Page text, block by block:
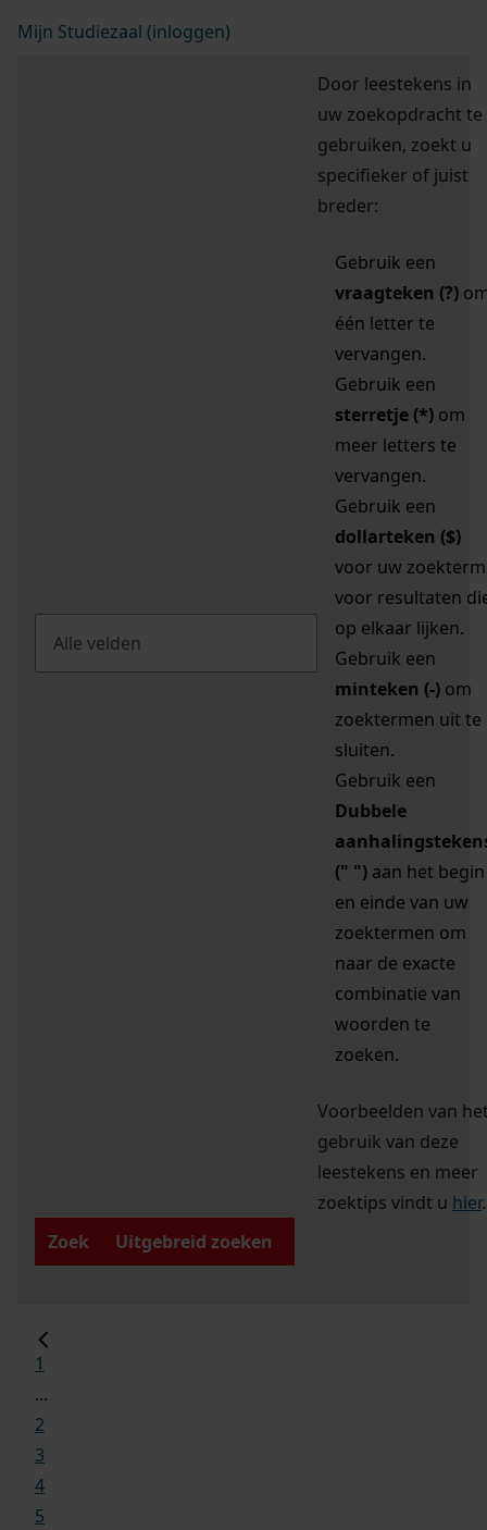
Mijn Studiezaal (inloggen)
Door leestekens in
uw zoekopdracht te
gebruiken, zoekt u
specifieker of juist
breder:
Gebruik een
vraagteken (?)
één letter te
vervangen.
Gebruik een
sterretje (*) om
meer letters te
vervangen.
Gebruik een
dollarteken ($)
voor uw zoekterm
voor resultaten
op elkaar lijken.
Gebruik een
minteken (-) om
zoektermen uit te
sluiten.
Gebruik een
Dubbele
(" ") aan het begin
en einde van uw
zoektermen om
naar de exacte
combinatie van
woorden te
zoeken.
Voorbeelden van
gebruik van deze
leestekens en meer
zoektips vindt u hier.
Zoek
Uitgebreid zoeken
1
...
2
3
4
5